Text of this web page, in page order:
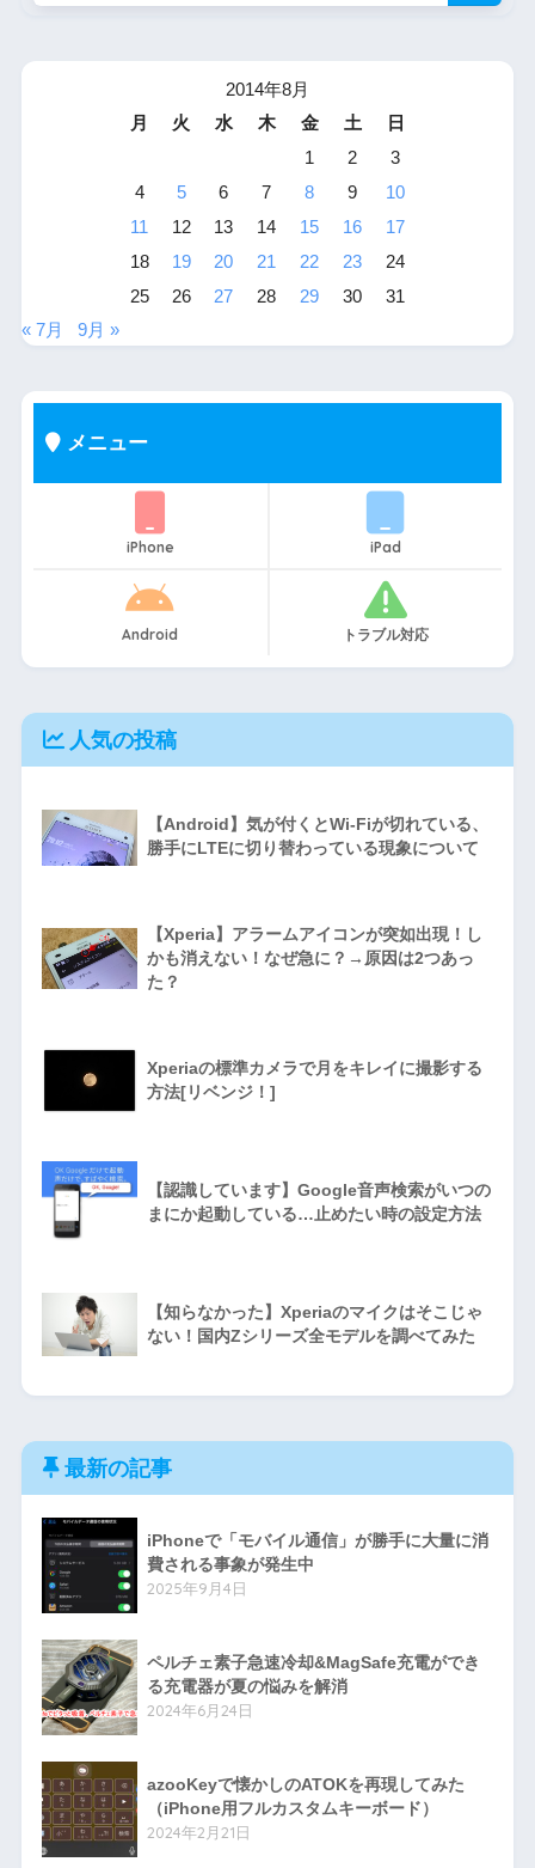
2014年8月
月
火 水 木 金 土
日
1
2
3
4
5 6 7 8 9
10
11
12 13 14 15 16
17
18
19 20 21 22 23
24
25
26 27 28 29 30
31
« 7月
9月 »
メニュー
iPhone iPad
Android トラブル対応
人気の投稿
【Android】気が付くとWi-Fiが切れている、
勝手にLTEに切り替わっている現象について
【Xperia】アラームアイコンが突如出現！し
かも消えない！なぜ急に？→原因は2つあっ
た？
Xperiaの標準カメラで月をキレイに撮影する
方法[リベンジ！]
【認識しています】Google音声検索がいつの
まにか起動している…止めたい時の設定方法
【知らなかった】Xperiaのマイクはそこじゃ
ない！国内Zシリーズ全モデルを調べてみた
最新の記事
iPhoneで「モバイル通信」が勝手に大量に消
費される事象が発生中
2025年9月4日
ペルチェ素子急速冷却&MagSafe充電ができ
る充電器が夏の悩みを解消
2024年6月24日
azooKeyで懐かしのATOKを再現してみた
（iPhone用フルカスタムキーボード）
2024年2月21日